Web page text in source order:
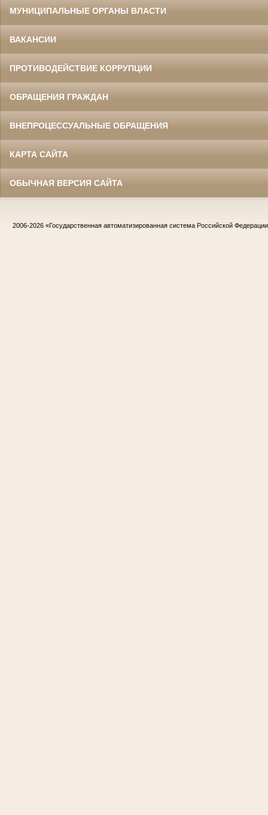
МУНИЦИПАЛЬНЫЕ ОРГАНЫ ВЛАСТИ
ВАКАНСИИ
ПРОТИВОДЕЙСТВИЕ КОРРУПЦИИ
ОБРАЩЕНИЯ ГРАЖДАН
ВНЕПРОЦЕССУАЛЬНЫЕ ОБРАЩЕНИЯ
КАРТА САЙТА
ОБЫЧНАЯ ВЕРСИЯ САЙТА
2006-2026 «Государственная автоматизированная система Российской